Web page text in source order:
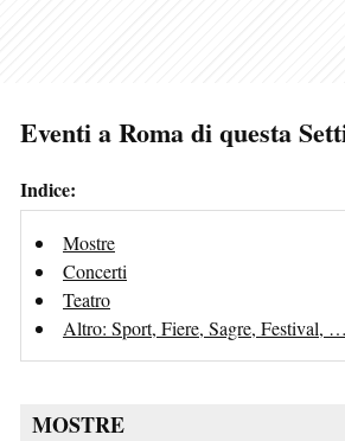
Eventi a Roma di questa
Indice:
Mostre
Concerti
Teatro
Altro: Sport, Fiere, Sagre, Festival, …
MOSTRE